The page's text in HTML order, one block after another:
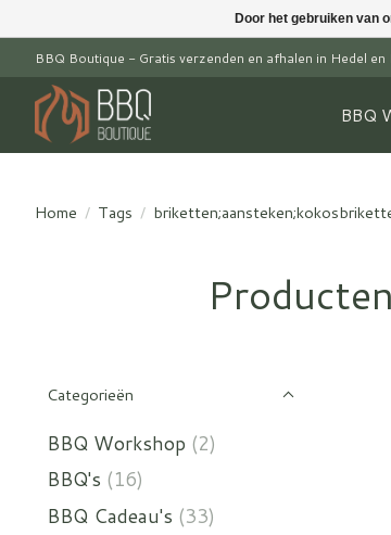
BBQ Boutique - Gratis verzenden en afhalen in Hedel en
BBQ
Home / Tags /
Categorieën
BBQ Workshop (2)
BBQ's (16)
BBQ Cadeau's (33)
Door het gebruiken van